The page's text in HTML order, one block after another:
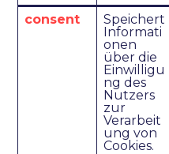
consent
Speichert
Informati
onen
über die
Einwilligu
ng des
Nutzers
zur
Verarbeit
ung von
Cookies.